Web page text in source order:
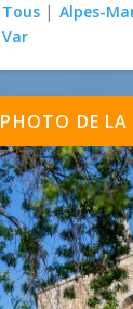
Tous | Alpes-
Var
PHOTO DE LA